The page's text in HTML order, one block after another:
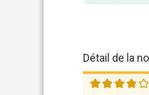
Détail de la